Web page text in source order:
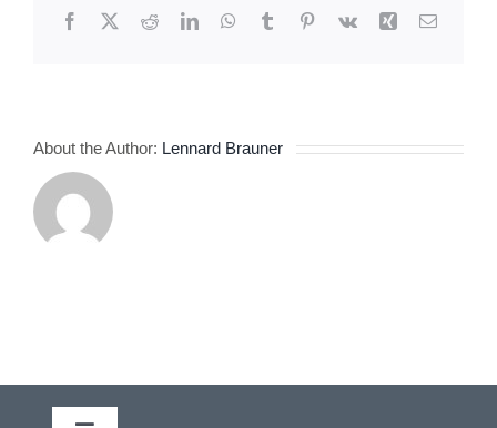
Facebook
X RedditLinkedInWhatsApp
TumblrPinterest
Vk Xing Email
About the Author: Lennard Brauner